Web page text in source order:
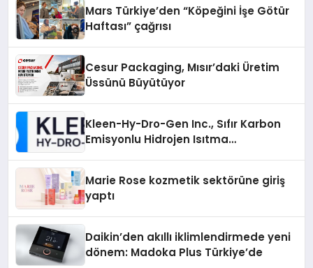
Mars Türkiye’den “Köpeğini İşe Götür
Haftası” çağrısı
Cesur Packaging, Mısır’daki Üretim
Üssünü Büyütüyor
Kleen-Hy-Dro-Gen Inc., Sıfır Karbon
Emisyonlu Hidrojen Isıtma
Marie Rose kozmetik sektörüne giriş
yaptı
Daikin’den akıllı iklimlendirmede yeni
dönem: Madoka Plus Türkiye’de